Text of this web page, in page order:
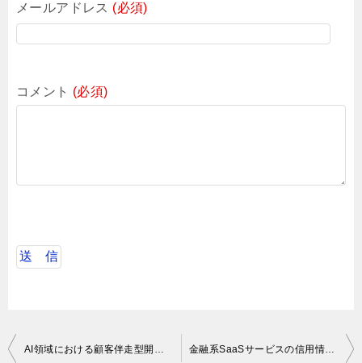
メールアドレス (必須)
コメント (必須)
投
AI領域における顧客伴走型開発支援案件 金融系SaaSサービスの信用情報の基盤開発におけるフルスタックエンジニア